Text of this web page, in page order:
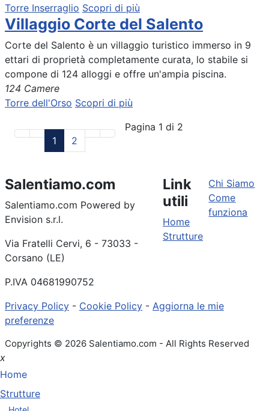
Torre Inserraglio Scopri di più
Villaggio Corte del Salento
Corte del Salento è un villaggio turistico immerso in 9
ettari di proprietà completamente curata, lo stabile si
compone di 124 alloggi e offre un'ampia piscina.
124 Camere
Torre dell'Orso Scopri di più
1 2
Pagina 1 di 2
Salentiamo.com
Salentiamo.com Powered by
Envision s.r.l.
Via Fratelli Cervi, 6 - 73033 -
Corsano (LE)
P.IVA 04681990752
Link
utili
Home
Strutture
Chi Siamo
Come
funziona
Privacy Policy - Cookie Policy - Aggiorna le mie
preferenze
Copyrights © 2026 Salentiamo.com - All Rights Reserved
x
Home
Strutture